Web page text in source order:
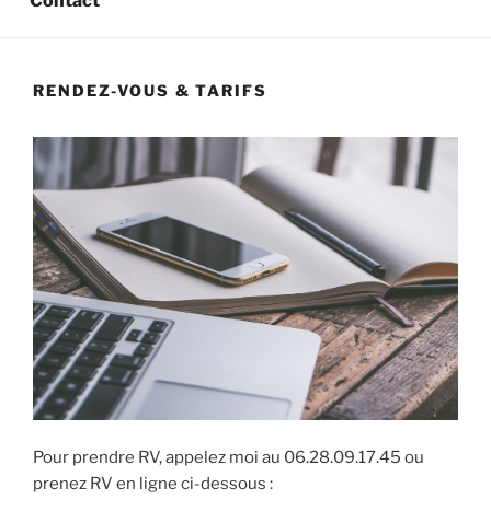
RENDEZ-VOUS & TARIFS
Pour prendre RV, appelez moi au 06.28.09.17.45 ou
prenez RV en ligne ci-dessous :